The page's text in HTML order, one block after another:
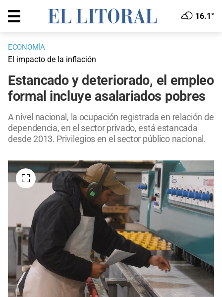
16.1°
ECONOMÍA
El impacto de la inflación
Estancado y deteriorado, el empleo
formal incluye asalariados pobres
A nivel nacional, la ocupación registrada en relación de
dependencia, en el sector privado, está estancada
desde 2013. Privilegios en el sector público nacional.